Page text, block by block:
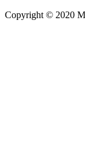
Copyright © 2020